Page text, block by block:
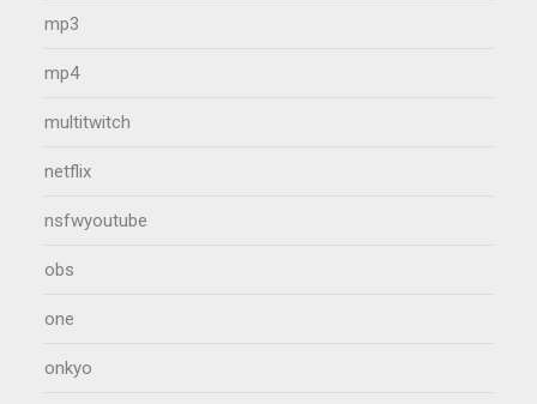
mp3
mp4
multitwitch
netflix
nsfwyoutube
obs
one
onkyo